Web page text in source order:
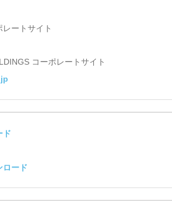
ートサイト
コーポレートサイト
ド
ロード